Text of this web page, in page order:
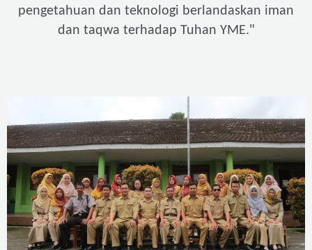
pengetahuan dan teknologi berlandaskan iman
dan taqwa terhadap Tuhan YME."